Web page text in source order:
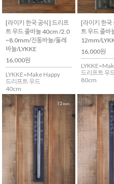
[라이키 한국 공식] 드리프
트 우드 줄바늘 40cm /2.0
~8.0mm/진동바늘/둘레
바늘/LYKKE
16,000원
LYKKE=Make Happy
드리프트 우드
40cm
[라이키 한국
트 우드 줄
12mm/
16,000원
드리프트 우
80cm